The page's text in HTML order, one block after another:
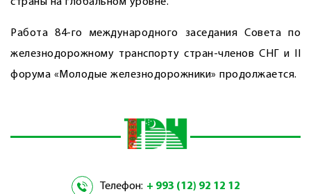
Работа 84-го международного заседания Совета по
железнодорожному транспорту стран-членов СНГ и II
форума «Молодые железнодорожники» продолжается.
Телефон: + 993 (12) 92 12 12